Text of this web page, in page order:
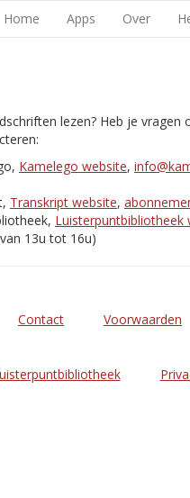
Home Apps Over
lezen? Heb je
Kamelego website,
Transkript website,
Luisterpuntbibliotheek
13u tot 16u)
Contact Voorwaarden